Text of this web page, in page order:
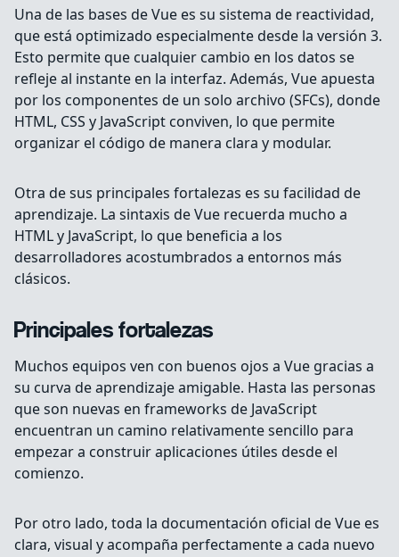
Una de las bases de Vue es su sistema de reactividad,
que está optimizado especialmente desde la versión 3.
Esto permite que cualquier cambio en los datos se
refleje al instante en la interfaz. Además, Vue apuesta
por los componentes de un solo archivo (SFCs), donde
HTML, CSS y JavaScript conviven, lo que permite
organizar el código de manera clara y modular.
Otra de sus principales fortalezas es su facilidad de
aprendizaje. La sintaxis de Vue recuerda mucho a
HTML y JavaScript, lo que beneficia a los
desarrolladores acostumbrados a entornos más
clásicos.
Principales fortalezas
Muchos equipos ven con buenos ojos a Vue gracias a
su curva de aprendizaje amigable. Hasta las personas
que son nuevas en frameworks de JavaScript
encuentran un camino relativamente sencillo para
empezar a construir aplicaciones útiles desde el
comienzo.
Por otro lado, toda la documentación oficial de Vue es
clara, visual y acompaña perfectamente a cada nuevo